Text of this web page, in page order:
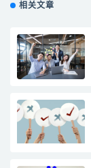
相关文章